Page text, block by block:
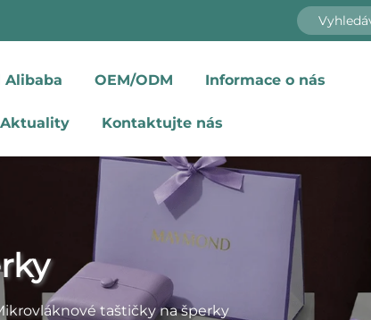
Alibaba OEM/ODM Informace o nás
Aktuality Kontaktujte nás
taštičky na šperky